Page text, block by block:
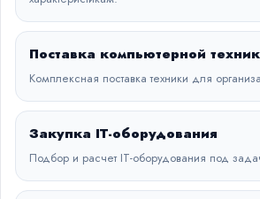
Поставка компьютерной
Комплексная поставка техники для
Закупка IT-оборудования
Подбор и расчет IT-оборудования под